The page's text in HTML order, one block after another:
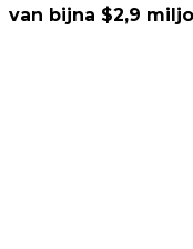
van bijna $2,9